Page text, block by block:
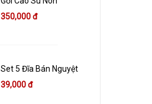
350,000 đ
Set 5 Đĩa Bán Nguyệt
39,000 đ